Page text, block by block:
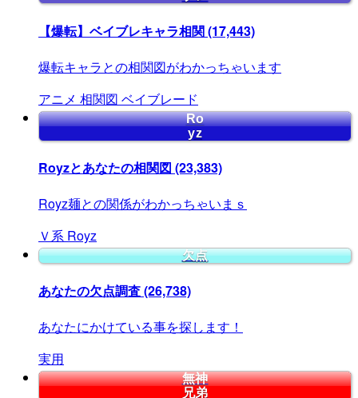
【爆転】ベイブレキャラ相関(17,443)
爆転キャラとの相関図がわかっちゃいます
アニメ 相関図 ベイブレード
Ro
yz
Royzとあなたの相関図 (23,383)
Royz麺との関係がわかっちゃいまｓ
Ｖ系 Royz
欠点
あなたの欠点調査(26,738)
あなたにかけている事を探します！
実用
無神
兄弟